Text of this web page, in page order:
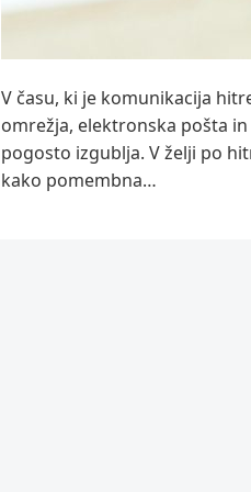
V času, ki je komunikacija
omrežja, elektronska pošta
pogosto izgublja. V želji po
kako pomembna…